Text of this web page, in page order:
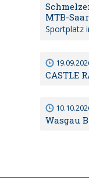
MTB-
Sportplatz
CASTLE
Wasgau